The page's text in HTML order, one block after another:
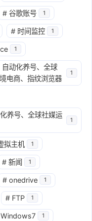
# 谷歌账号 1
# 时间监控 1
1
动化养号、全球
电商、指纹浏览器
1
养号、全球社媒运
1
拟主机 1
# 新闻 1
# onedrive 1
# FTP 1
Windows7 1